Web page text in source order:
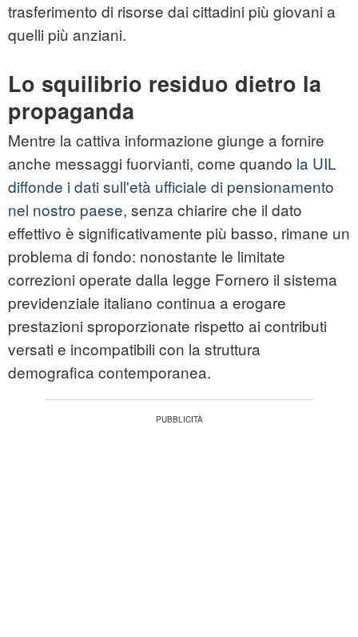
trasferimento di risorse dai cittadini più giovani a
quelli più anziani.
Lo squilibrio residuo dietro la
propaganda
Mentre la cattiva informazione giunge a fornire
anche messaggi fuorvianti, come quando la UIL
diffonde i dati sull'età ufficiale di pensionamento
nel nostro paese, senza chiarire che il dato
effettivo è significativamente più basso, rimane un
problema di fondo: nonostante le limitate
correzioni operate dalla legge Fornero il sistema
previdenziale italiano continua a erogare
prestazioni sproporzionate rispetto ai contributi
versati e incompatibili con la struttura
demografica contemporanea.